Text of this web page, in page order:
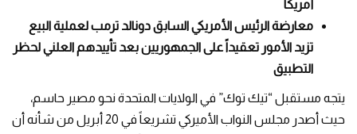
أمريكا
معارضة الرئيس الأمريكي السابق دونالد ترمب لعملية البيع
تزيد الأمور تعقيداً على الجمهوريين بعد تأييدهم العلني لحظر
التطبيق
يتجه مستقبل “تيك توك” في الولايات المتحدة نحو مصير حاسم،
حيث أصدر مجلس النواب الأميركي تشريعاً في 20 أبريل من شأنه أن